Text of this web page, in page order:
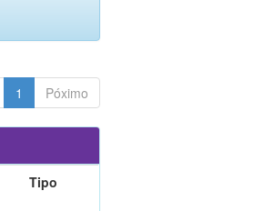
1 Póximo
Tipo